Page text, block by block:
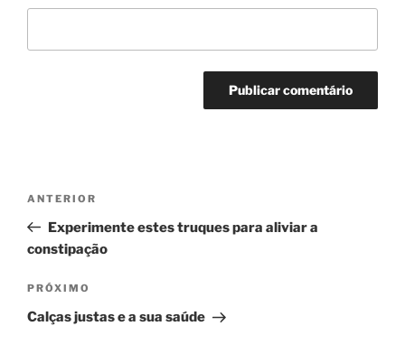
Post
Post
anterior
ANTERIOR
Experimente estes truques para aliviar a
constipação
Próximo
post
PRÓXIMO
Calças justas e a sua saúde